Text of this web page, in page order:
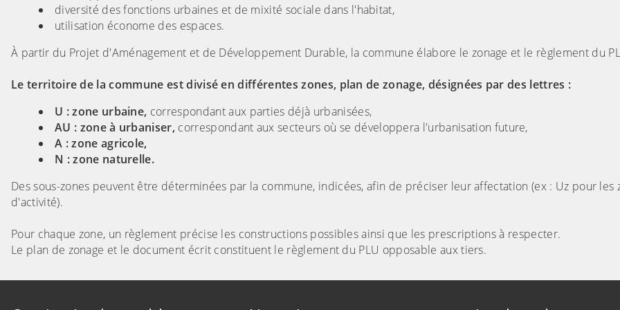
diversité des fonctions urbaines et de mixité sociale dans l'habitat,
utilisation économe des espaces.
À partir du Projet d'Aménagement et de Développement Durable, la commune élabore le zonage et le règlement du
Le territoire de la commune est divisé en différentes zones, plan de zonage, désignées par des lettres :
U : zone urbaine, correspondant aux parties déjà urbanisées,
AU : zone à urbaniser, correspondant aux secteurs où se développera l'urbanisation future,
A : zone agricole,
N : zone naturelle.
Des sous-zones peuvent être déterminées par la commune, indicées, afin de préciser leur affectation (ex : Uz pour les
d'activité).
Pour chaque zone, un règlement précise les constructions possibles ainsi que les prescriptions à respecter.
Le plan de zonage et le document écrit constituent le règlement du PLU opposable aux tiers.